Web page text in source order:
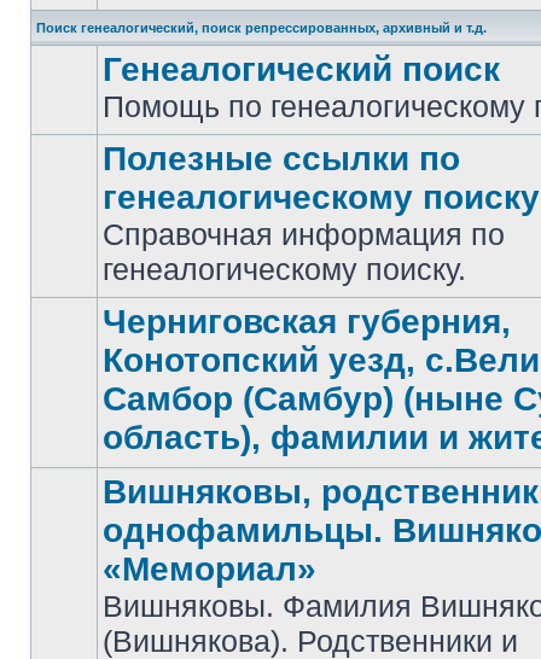
Поиск генеалогический, поиск репрессированных, архивный и т.д.
сообщений
Генеалогический поиск
Помощь по генеалогическому
Нет
непрочитанных
сообщений
Полезные ссылки по
генеалогическому поиску
Справочная информация по
генеалогическому поиску.
Нет
сообщений
Черниговская губерния,
Конотопский уезд,
Самбор (Самбур) (ныне
область), фамилии и
непрочитанных
сообщений
Вишняковы,
однофамильцы.
«Мемориал»
Вишняковы. Фамилия
(Вишнякова). Родственники и